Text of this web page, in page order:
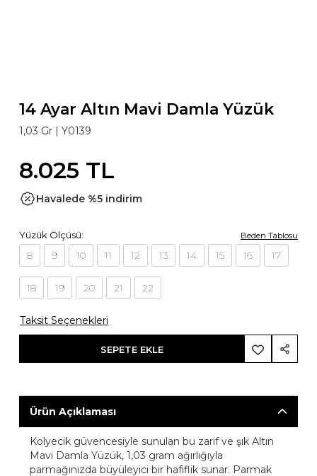
14 Ayar Altın Mavi Damla Yüzük
1,03 Gr | Y0139
8.025 TL
Havalede %5 indirim
Yüzük Ölçüsü: Beden Tablosu
8 9 10 11 12 13 14 15 16 17
18 19 20 21 22
Taksit Seçenekleri
SEPETE EKLE
Ürün Açıklaması
Kolyecik güvencesiyle sunulan bu zarif ve şık Altın
Mavi Damla Yüzük, 1,03 gram ağırlığıyla
parmağınızda büyüleyici bir hafiflik sunar. Parmak